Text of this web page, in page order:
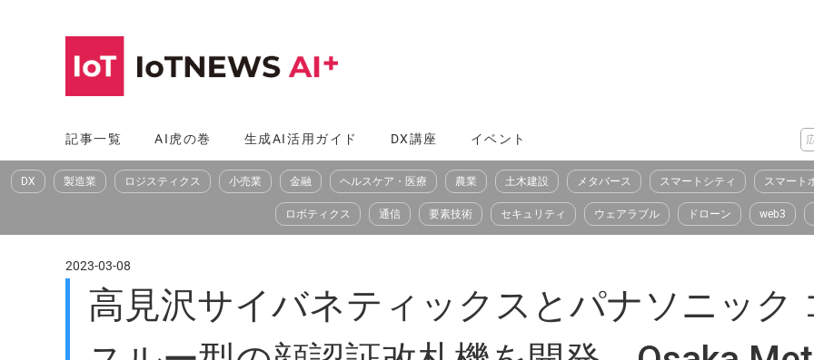
へ
ス
記事一覧 AI虎の巻 生成AI活用ガイド DX講座 イベント
DX 製造業 ロジスティクス 小売業 金融 ヘルスケア・医療 農業 土木建設 メタバース スマートシティ スマート
ロボティクス 通信 要素技術 セキュリティ ウェアラブル ドローン web3
2023-03-08
高見沢サイバネティックスとパナソニック